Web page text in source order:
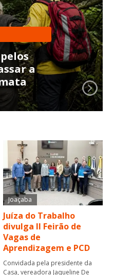
a
Joaçaba
Juíza do Trabalho
divulga II Feirão de
Vagas de
Aprendizagem e PCD
Convidada pela presidente da
Casa, vereadora Jaqueline De